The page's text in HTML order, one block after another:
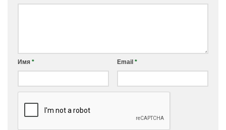
Имя * Email *